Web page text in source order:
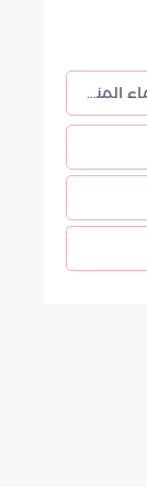
رصد ظاهرة التربيع الأول للقمر في سماء المنطقة